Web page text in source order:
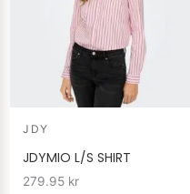
JDY
JDYMIO L/S SHIRT
279.95 kr